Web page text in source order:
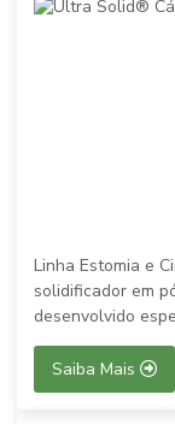
Linha Estomia e
solidificador em
desenvolvido
Saiba Mais